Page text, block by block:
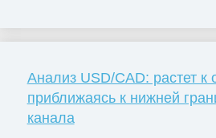
Анализ USD/CAD: растет к
приближаясь к нижней
канала